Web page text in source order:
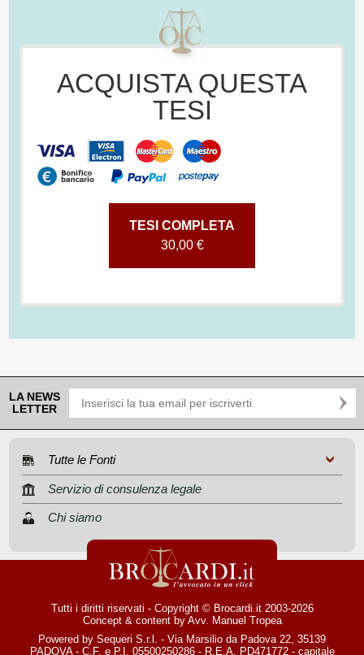
ACQUISTA QUESTA
TESI
TESI COMPLETA
30,00 €
LA NEWS
LETTER
Tutte le Fonti
Servizio di consulenza legale
Chi siamo
Tutti i diritti riservati - Copyright © Brocardi.it 2003-2026
Concept & content by Avv. Manuel Tropea
Powered by Sequeri S.r.l. - Via Marsilio da Padova 22, 35139
PADOVA - C.F. e P.I. 05500250286 - R.E.A. PD471772 - capitale